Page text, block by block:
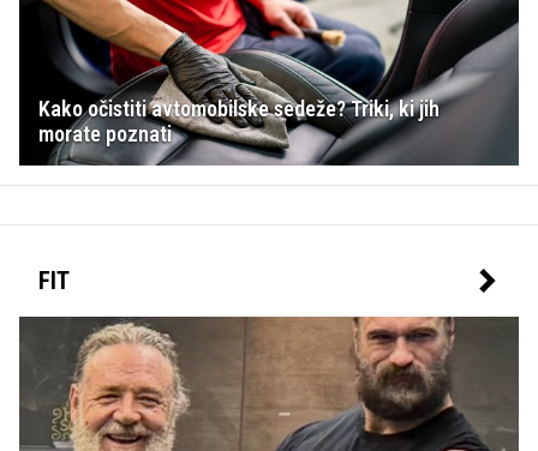
Kako očistiti avtomobilske sedeže? Triki, ki jih
morate poznati
FIT